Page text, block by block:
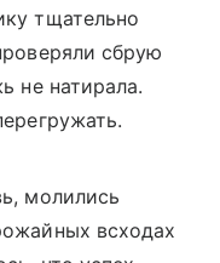
тщательно
сбрую
не натирала.
молились
всходах